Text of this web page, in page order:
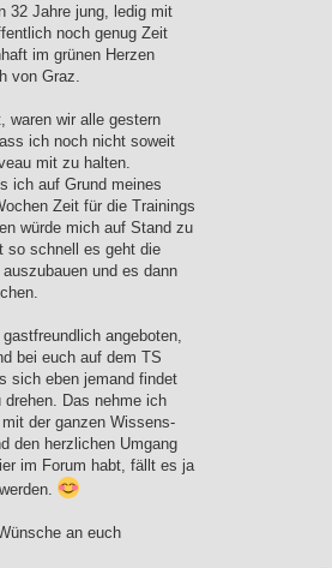
32 Jahre jung, ledig mit
noch genug Zeit
im grünen Herzen
von Graz.
waren wir alle gestern
ich noch nicht soweit
mit zu halten.
ich auf Grund meines
Zeit für die Trainings
würde mich auf Stand zu
so schnell es geht die
und es dann
angeboten,
bei euch auf dem TS
sich eben jemand findet
Das nehme ich
der ganzen Wissens-
den herzlichen Umgang
im Forum habt, fällt es ja
an euch